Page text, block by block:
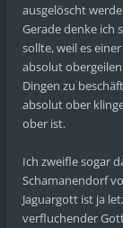
ausgelöscht
Gerade denke ich
sollte, weil es
absolut
Dingen zu
absolut ober
ober ist.
Ich zweifle sogar
Schamanendorf
Jaguargott ist ja
verfluchender